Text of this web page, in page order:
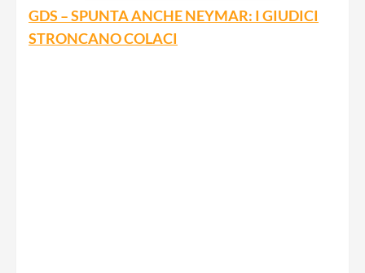
GDS – SPUNTA ANCHE NEYMAR: I GIUDICI
STRONCANO COLACI